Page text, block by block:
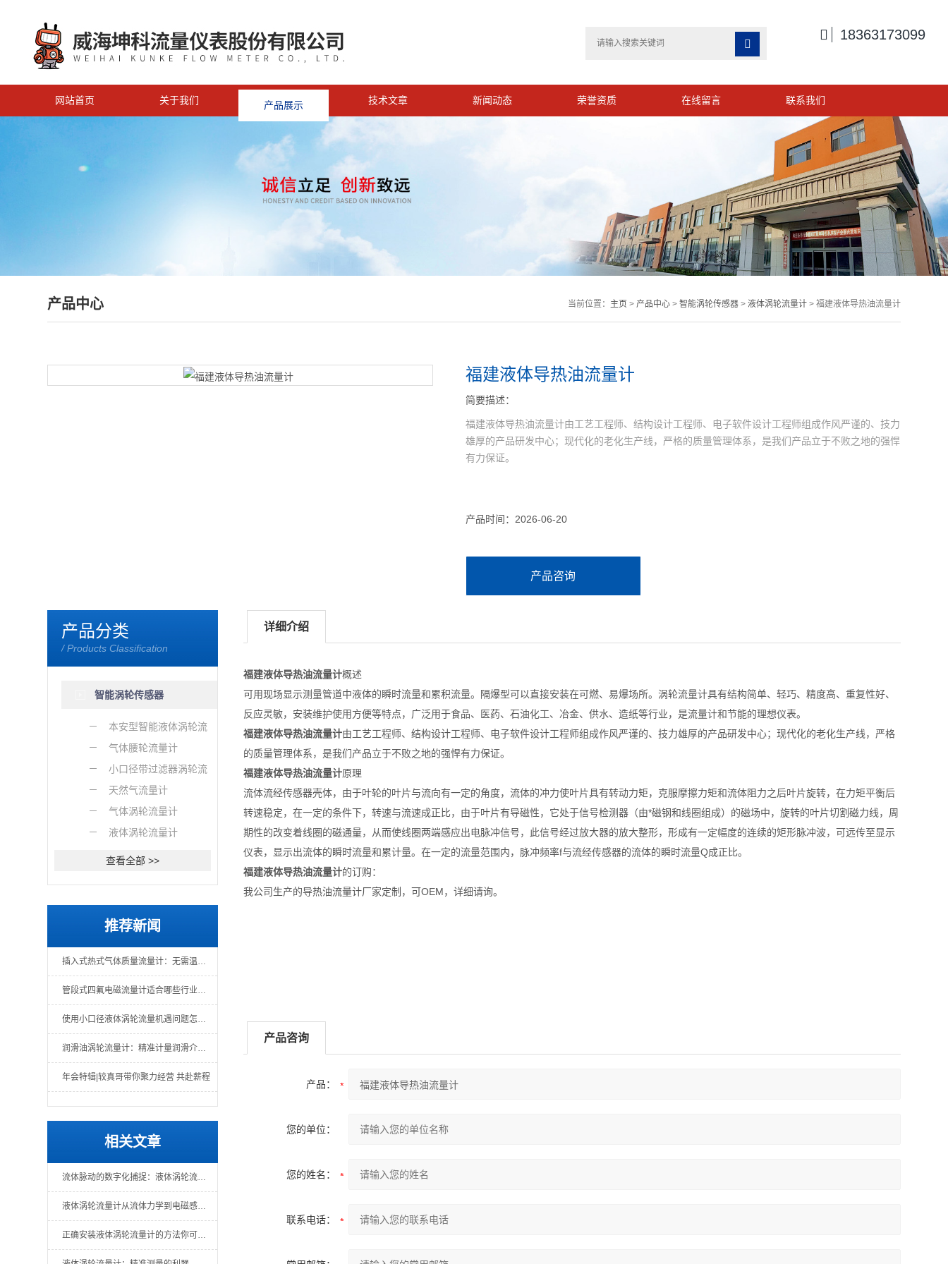

 18363173099
网站首页 关于我们 产品展示 技术文章 新闻动态 荣誉资质 在线留言 联系我们
产品中心 当前位置： 主页 > 产品中心> 智能涡轮传感器> 液体涡轮流量计> 福建液体导热油流量计
福建液体导热油流量计
简要描述：
福建液体导热油流量计由工艺工程师、结构设计工程师、电子软件设计工程师组成作风严谨的、技力
雄厚的产品研发中心；现代化的老化生产线，严格的质量管理体系，是我们产品立于不败之地的强悍
有力保证。
产品时间：2026-06-20
产品咨询
产品分类
/ Products Classification
智能涡轮传感器
本安型智能液体涡轮流
量计
气体腰轮流量计
小口径带过滤器涡轮流
量计
天然气流量计
气体涡轮流量计
液体涡轮流量计
查看全部 >>
推荐新闻
插入式热式气体质量流量计：无需温压补偿的直接质量测量
管段式四氟电磁流量计适合哪些行业场景？
使用小口径液体涡轮流量机遇问题怎么办？一文教你解决
润滑油涡轮流量计：精准计量润滑介质的关键仪表
年会特辑|较真哥带你聚力经营 共赴薪程
相关文章
流体脉动的数字化捕捉：液体涡轮流量计的原理、特性与工业应用全景
液体涡轮流量计从流体力学到电磁感应的精密转化
正确安装液体涡轮流量计的方法你可知！
详细介绍
福建液体导热油流量计概述
可用现场显示测量管道中液体的瞬时流量和累积流量。隔爆型可以直接安装在可燃、易爆场所。涡轮流量计具有结构简单、轻巧、精度高、重复性好、
反应灵敏，安装维护使用方便等特点，广泛用于食品、医药、石油化工、冶金、供水、造纸等行业，是流量计和节能的理想仪表。
福建液体导热油流量计由工艺工程师、结构设计工程师、电子软件设计工程师组成作风严谨的、技力雄厚的产品研发中心；现代化的老化生产线，严格
的质量管理体系，是我们产品立于不败之地的强悍有力保证。
福建液体导热油流量计原理
流体流经传感器壳体，由于叶轮的叶片与流向有一定的角度，流体的冲力使叶片具有转动力矩，克服摩擦力矩和流体阻力之后叶片旋转，在力矩平衡后
转速稳定，在一定的条件下，转速与流速成正比，由于叶片有导磁性，它处于信号检测器（由*磁钢和线圈组成）的磁场中，旋转的叶片切割磁力线，周
期性的改变着线圈的磁通量，从而使线圈两端感应出电脉冲信号，此信号经过放大器的放大整形，形成有一定幅度的连续的矩形脉冲波，可远传至显示
仪表，显示出流体的瞬时流量和累计量。在一定的流量范围内，脉冲频率f与流经传感器的流体的瞬时流量Q成正比。
福建液体导热油流量计的订购：
我公司生产的导热油流量计厂家定制，可OEM，详细请询。
产品咨询
产品：
您的单位：
您的姓名：
联系电话：